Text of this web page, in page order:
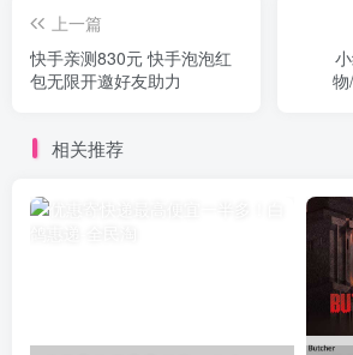
上一篇
快手亲测830元 快手泡泡红
包无限开邀好友助力
相关推荐